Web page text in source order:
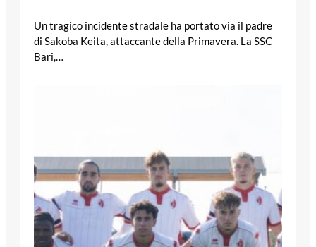
Un tragico incidente stradale ha portato via il padre
di Sakoba Keita, attaccante della Primavera. La SSC
Bari,…